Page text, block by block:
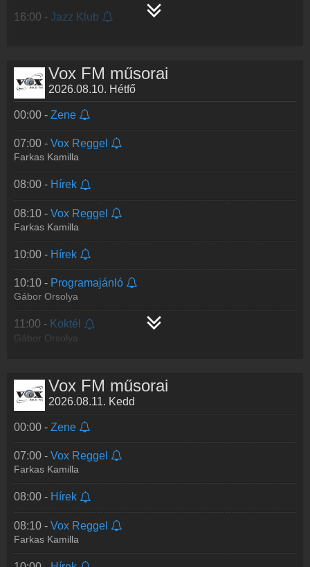
16:00 - Jazz Klub
Vox FM műsorai
2026.08.10. Hétfő
00:00 - Zene
07:00 - Vox Reggel
Farkas Kamilla
08:00 - Hírek
08:10 - Vox Reggel
Farkas Kamilla
10:00 - Hírek
10:10 - Programajánló
Gábor Orsolya
11:00 - Koktél
Gábor Orsolya
13:10 - Desszert
Faluvégi Bartha Noémi
15:00 - Zene
Vox FM műsorai
2026.08.11. Kedd
00:00 - Zene
07:00 - Vox Reggel
Farkas Kamilla
08:00 - Hírek
08:10 - Vox Reggel
Farkas Kamilla